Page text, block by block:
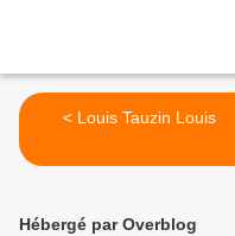
< Louis Tauzin Louis
Hébergé par Overblog